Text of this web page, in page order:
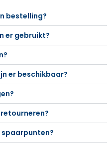
bestelling?
er gebruikt?
er beschikbaar?
spaarpunten?